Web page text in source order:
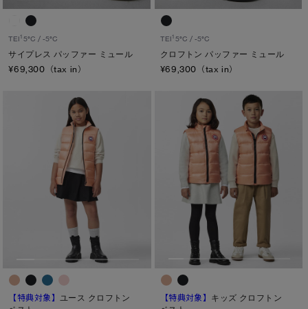
メイドインジャパンTシャツ
アパレル
アクセサリー
フットウェア
コレクション
メイドインジャパンTシャツ
アパレル
アクセサリー
フットウェア
コレクション
下取り申請
キッズ
カテゴリ
ディスク
クラシック ディスク
ホワイト ディスク
ト―ナル ディスク
PBI ディスク
TEI2：０℃/-１5℃
TEI1 5°C / -5°C
サイプレス パッファー ミュール
¥69,300（tax in）
TEI15°C / -5°C
クロフトン パッファー ミュール
¥69,300（tax in）
【特典対象】
ユース クロフトン
【特典対象】 キッズ クロフトン